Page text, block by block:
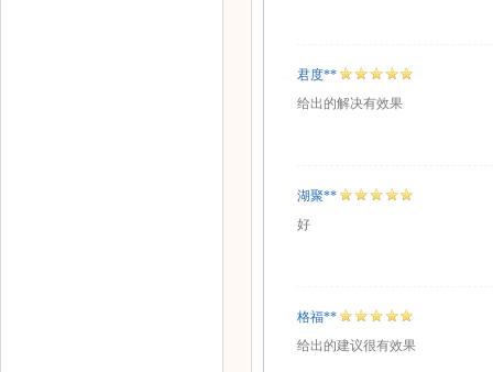
君度**
给出的解决有效果
湖聚**
好
格福**
给出的建议很有效果